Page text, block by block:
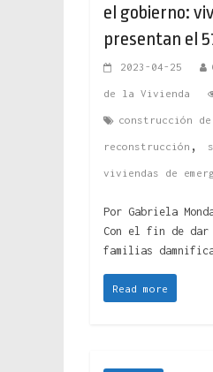
el gobierno:
presentan el
2023-04-25
de la Vivienda
construcción
reconstrucción ,
viviendas de
Por Gabriela
Con el fin de dar
familias
Read more